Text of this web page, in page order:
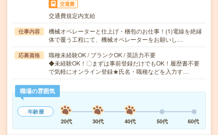
交通費
交通費規定内支給
仕事内容
機械オペレーターと仕上げ・梱包のお仕事！(1)電線を絶縁
体で覆う工程にて、機械オペレーターをお願いし…
応募資格
職種未経験OK / ブランクOK / 英語力不要
◆未経験OK！〇まずは事前登録だけでもOK！履歴書不要
で気軽にオンライン登録★氏名・職種などを入力す…
職場の雰囲気
年齢層
20代
30代 40代 50代 60代